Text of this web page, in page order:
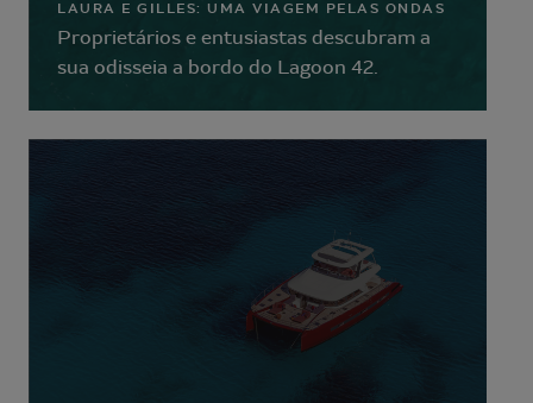
LAURA E GILLES: UMA VIAGEM PELAS ONDAS
Proprietários e entusiastas descubram a
sua odisseia a bordo do Lagoon 42.